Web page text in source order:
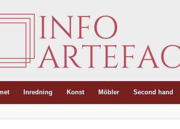
Inredning Konst Möbler Second hand